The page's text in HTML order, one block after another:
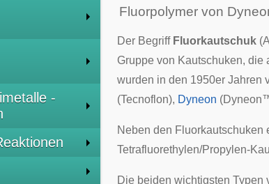
-
Fluorpolymer von
Der Begriff Fluorkautschuk
Gruppe von Kautschuken,
wurden in den 1950er Jahren
(Tecnoflon), Dyneon
Neben den Fluorkautschuken
Tetrafluorethylen/Propylen-
Die beiden wichtigsten Typen